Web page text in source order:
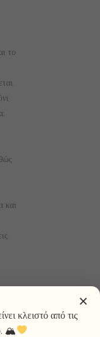
το
και
×
κλειστό από τις
🏔